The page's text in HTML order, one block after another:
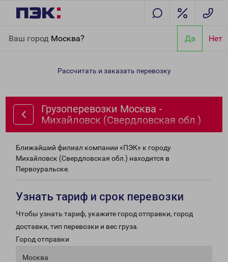
Ваш город Москва? Да Нет
(Свердловская обл.)
Рассчитать и заказать перевозку
Грузоперевозки Москва -
Михайловск (Свердловская обл.)
Ближайший филиал компании «ПЭК» к городу
Михайловск (Свердловская обл.) находится в
Первоуральске.
Узнать тариф и срок перевозки
Чтобы узнать тариф, укажите город отправки, город
доставки, тип перевозки и вес груза.
Город отправки
Москва